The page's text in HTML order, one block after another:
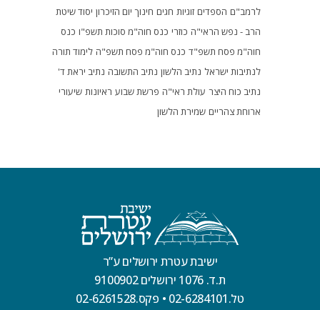
לרמב"ם הספדים זוגיות חגים חינוך יום הזיכרון יסוד שיטת
הרב - נפש הראי"ה כוזרי כנס חוה"מ סוכות תשפ"ו כנס
חוה"מ פסח תשפ"ד כנס חוה"מ פסח תשפ"ה לימוד תורה
לנתיבות ישראל נתיב הלשון נתיב התשובה נתיב יראת ד'
נתיב כוח היצר עולת ראי"ה פרשת שבוע ראיונות שיעורי
ארוחת צהריים שמירת הלשון
ישיבת עטרת ירושלים ע”ר
ת.ד. 1076 ירושלים 9100902
טל.02-6284101
• פקס.02-6261528